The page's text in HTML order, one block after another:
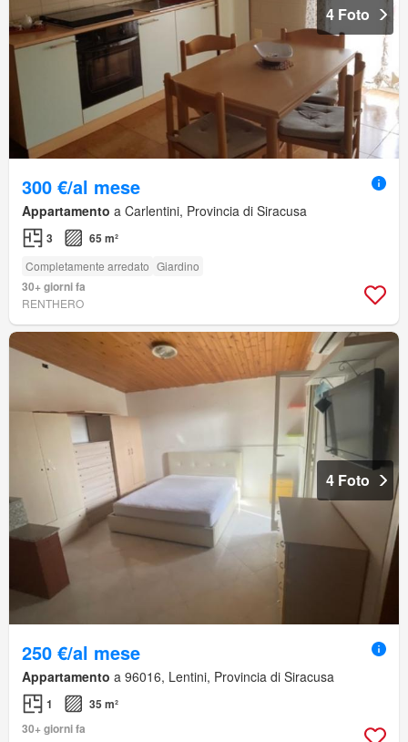
4 Foto
300 €/al mese
Appartamento a Carlentini, Provincia di Siracusa
3 65 m²
Completamente arredato Giardino
30+ giorni fa
RENTHERO
4 Foto
250 €/al mese
Appartamento a 96016, Lentini, Provincia di Siracusa
1
35 m²
30+ giorni fa